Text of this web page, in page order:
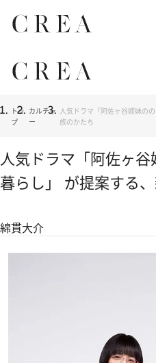
トッ
プ
カルチャ
ー
人気ドラマ「阿佐ヶ谷姉妹の
族のかたち
人気ドラマ「阿佐ヶ
暮らし」 が提案する
綿貫大介